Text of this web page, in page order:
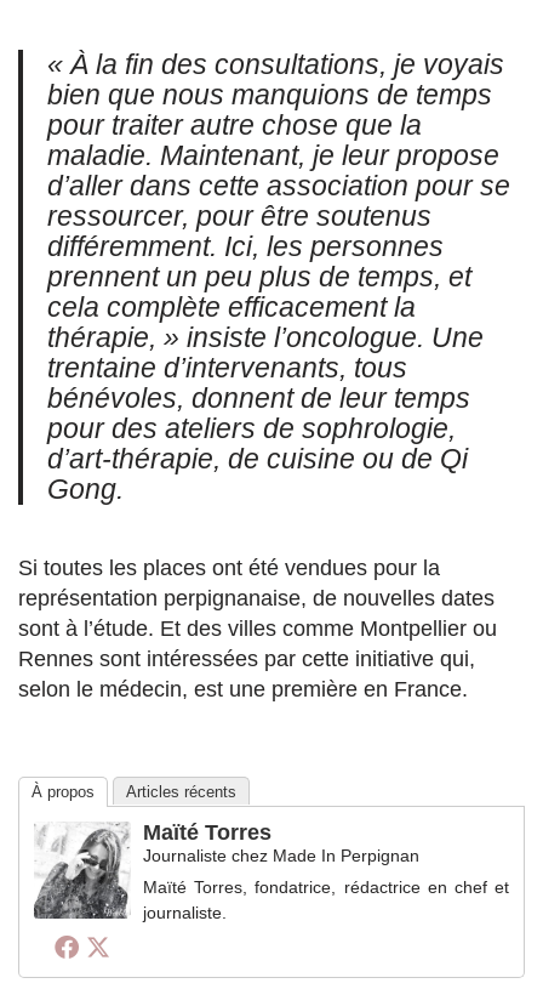
« À la fin des consultations, je voyais
bien que nous manquions de temps
pour traiter autre chose que la
maladie. Maintenant, je leur propose
d’aller dans cette association pour se
ressourcer, pour être soutenus
différemment. Ici, les personnes
prennent un peu plus de temps, et
cela complète efficacement la
thérapie, » insiste l’oncologue. Une
trentaine d’intervenants, tous
bénévoles, donnent de leur temps
pour des ateliers de sophrologie,
d’art-thérapie, de cuisine ou de Qi
Gong.
Si toutes les places ont été vendues pour la
représentation perpignanaise, de nouvelles dates
sont à l’étude. Et des villes comme Montpellier ou
Rennes sont intéressées par cette initiative qui,
selon le médecin, est une première en France.
À propos Articles récents
Maïté Torres
Journaliste chez Made In Perpignan
Maïté Torres, fondatrice, rédactrice en chef et
journaliste.